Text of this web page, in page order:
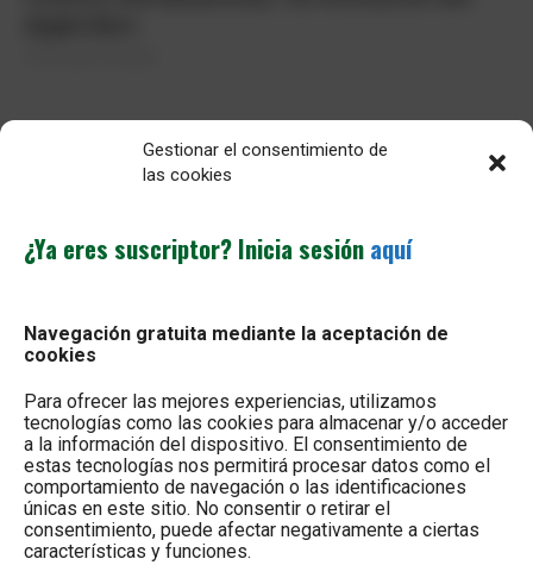
Gestionar el consentimiento de
las cookies
¿Ya eres suscriptor? Inicia sesión aquí
Navegación gratuita mediante la aceptación de
cookies
Para ofrecer las mejores experiencias, utilizamos
tecnologías como las cookies para almacenar y/o acceder
a la información del dispositivo. El consentimiento de
estas tecnologías nos permitirá procesar datos como el
comportamiento de navegación o las identificaciones
únicas en este sitio. No consentir o retirar el
consentimiento, puede afectar negativamente a ciertas
características y funciones.
MÁS LEÍDO
la burbuja?
El sector agroalimentario se afianza como
el principal exportador de la economía
española
7 de agosto de 2026